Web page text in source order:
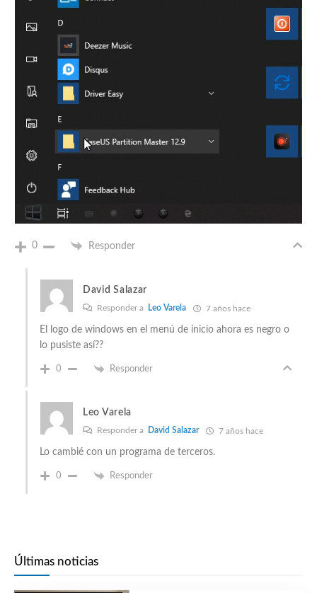
0 Responder
David Salazar
Responder a Leo Varela 7 años hace
El logo de windows en el menú de inicio ahora es negro o
lo pusiste así??
0 Responder
Leo Varela
Responder a David Salazar 7 años hace
Lo cambié con un programa de terceros.
0 Responder
Últimas noticias